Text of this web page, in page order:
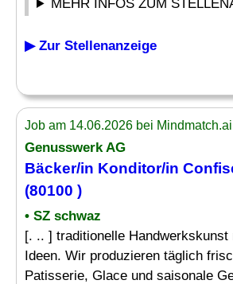
MEHR INFOS ZUM
▶ Zur Stellenanzeige
Job am 14.06.2026 bei
Genusswerk AG
Bäcker/in Konditor/in
(80100 )
• SZ schwaz
[. .. ] traditionelle Handwerkskunst
Ideen. Wir produzieren täglich
Patisserie, Glace und saisonale